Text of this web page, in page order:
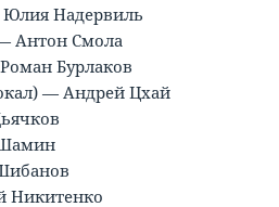
Юлия Надервиль
Антон Смола
Бурлаков
— Андрей Цхай
Никитенко